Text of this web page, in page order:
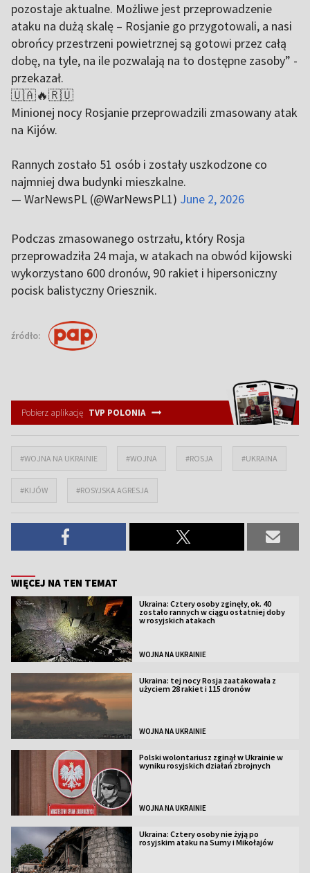
pozostaje aktualne. Możliwe jest przeprowadzenie
ataku na dużą skalę – Rosjanie go przygotowali, a nasi
obrońcy przestrzeni powietrznej są gotowi przez całą
dobę, na tyle, na ile pozwalają na to dostępne zasoby” -
przekazał.
🇺🇦🔥🇷🇺
Minionej nocy Rosjanie przeprowadzili zmasowany atak
na Kijów.
Rannych zostało 51 osób i zostały uszkodzone co
najmniej dwa budynki mieszkalne.
— WarNewsPL (@WarNewsPL1) June 2, 2026
Podczas zmasowanego ostrzału, który Rosja
przeprowadziła 24 maja, w atakach na obwód kijowski
wykorzystano 600 dronów, 90 rakiet i hipersoniczny
pocisk balistyczny Oriesznik.
źródło:
Pobierz aplikację TVP POLONIA
#WOJNA NA UKRAINIE #WOJNA #ROSJA #UKRAINA
#KIJÓW #ROSYJSKA AGRESJA
WIĘCEJ NA TEN TEMAT
Ukraina: Cztery osoby zginęły, ok. 40
zostało rannych w ciągu ostatniej doby
w rosyjskich atakach
WOJNA NA UKRAINIE
Ukraina: tej nocy Rosja zaatakowała z
użyciem 28 rakiet i 115 dronów
WOJNA NA UKRAINIE
Polski wolontariusz zginął w Ukrainie w
wyniku rosyjskich działań zbrojnych
WOJNA NA UKRAINIE
Ukraina: Cztery osoby nie żyją po
rosyjskim ataku na Sumy i Mikołajów